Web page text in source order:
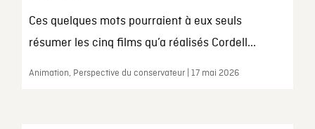
Ces quelques mots pourraient à eux seuls
résumer les cinq films qu’a réalisés Cordell...
Animation, Perspective du conservateur | 17 mai 2026